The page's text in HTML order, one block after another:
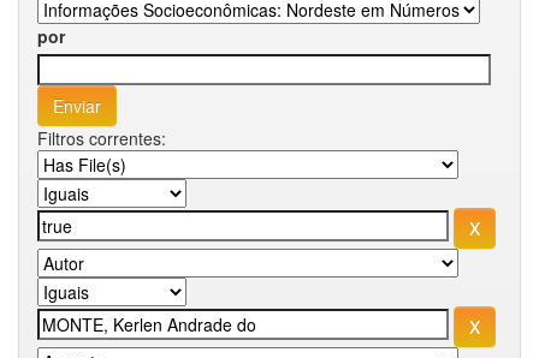
por
Filtros correntes: